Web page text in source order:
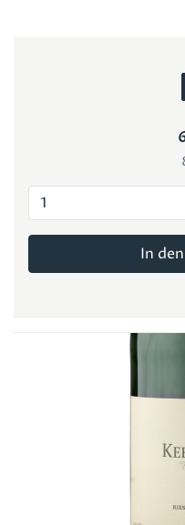
In